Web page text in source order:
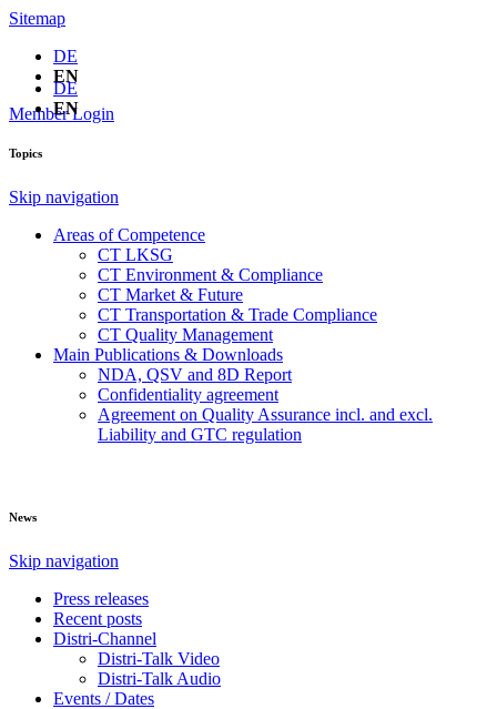
Sitemap
DE
EN
Member Login
DE
EN
Topics
Skip navigation
Areas of Competence
CT LKSG
CT Environment & Compliance
CT Market & Future
CT Transportation & Trade Compliance
CT Quality Management
Main Publications & Downloads
NDA, QSV and 8D Report
Confidentiality agreement
Agreement on Quality Assurance incl. and excl.
Liability and GTC regulation
News
Skip navigation
Press releases
Recent posts
Distri-Channel
Distri-Talk Video
Distri-Talk Audio
Events / Dates